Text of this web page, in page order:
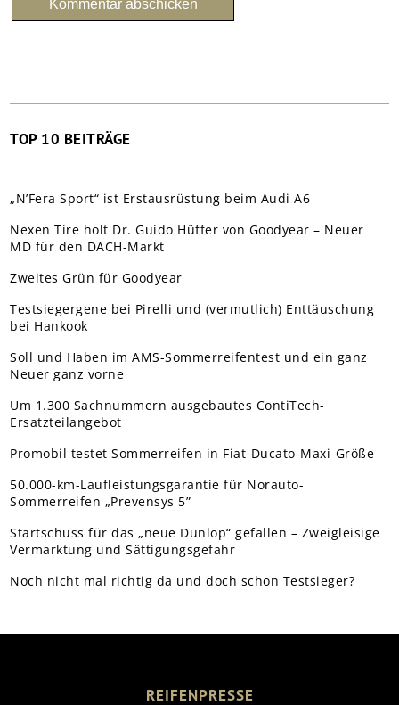
TOP 10 BEITRÄGE
„N’Fera Sport“ ist Erstausrüstung beim Audi A6
Nexen Tire holt Dr. Guido Hüffer von Goodyear – Neuer
MD für den DACH-Markt
Zweites Grün für Goodyear
Testsiegergene bei Pirelli und (vermutlich) Enttäuschung
bei Hankook
Soll und Haben im AMS-Sommerreifentest und ein ganz
Neuer ganz vorne
Um 1.300 Sachnummern ausgebautes ContiTech-
Ersatzteilangebot
Promobil testet Sommerreifen in Fiat-Ducato-Maxi-Größe
50.000-km-Laufleistungsgarantie für Norauto-
Sommerreifen „Prevensys 5”
Startschuss für das „neue Dunlop“ gefallen – Zweigleisige
Vermarktung und Sättigungsgefahr
Noch nicht mal richtig da und doch schon Testsieger?
REIFENPRESSE